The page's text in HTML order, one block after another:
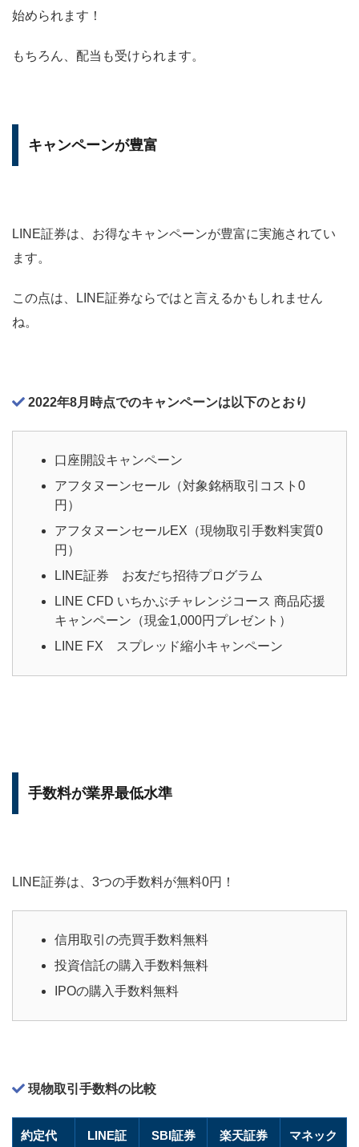
始められます！
もちろん、配当も受けられます。
キャンペーンが豊富
LINE証券は、お得なキャンペーンが豊富に実施されてい
ます。
この点は、LINE証券ならではと言えるかもしれません
ね。
2022年8月時点でのキャンペーンは以下のとおり
口座開設キャンペーン
アフタヌーンセール（対象銘柄取引コスト0
円）
アフタヌーンセールEX（現物取引手数料実質0
円）
LINE証券 お友だち招待プログラム
LINE CFD いちかぶチャレンジコース 商品応援
キャンペーン（現金1,000円プレゼント）
LINE FX スプレッド縮小キャンペーン
手数料が業界最低水準
LINE証券は、3つの手数料が無料0円！
信用取引の売買手数料無料
投資信託の購入手数料無料
IPOの購入手数料無料
現物取引手数料の比較
約定代
LINE証
SBI証券 楽天証券
マネック